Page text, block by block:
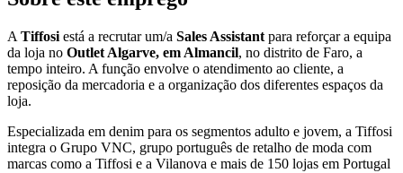
A Tiffosi está a recrutar um/a Sales Assistant para reforçar a equipa
da loja no Outlet Algarve, em Almancil, no distrito de Faro, a
tempo inteiro. A função envolve o atendimento ao cliente, a
reposição da mercadoria e a organização dos diferentes espaços da
loja.
Especializada em denim para os segmentos adulto e jovem, a Tiffosi
integra o Grupo VNC, grupo português de retalho de moda com
marcas como a Tiffosi e a Vilanova e mais de 150 lojas em Portugal